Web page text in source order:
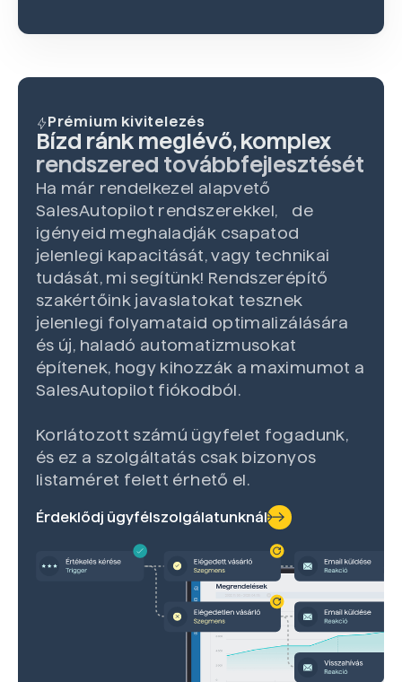
Prémium kivitelezés
Bízd ránk meglévő, komplex
rendszered továbbfejlesztését
Ha már rendelkezel alapvető
SalesAutopilot rendszerekkel, de
igényeid meghaladják csapatod
jelenlegi kapacitását, vagy technikai
tudását, mi segítünk! Rendszerépítő
szakértőink javaslatokat tesznek
jelenlegi folyamataid optimalizálására
és új, haladó automatizmusokat
építenek, hogy kihozzák a maximumot a
SalesAutopilot fiókodból.
Korlátozott számú ügyfelet fogadunk,
és ez a szolgáltatás csak bizonyos
listaméret felett érhető el.
Érdeklődj ügyfélszolgálatunknál